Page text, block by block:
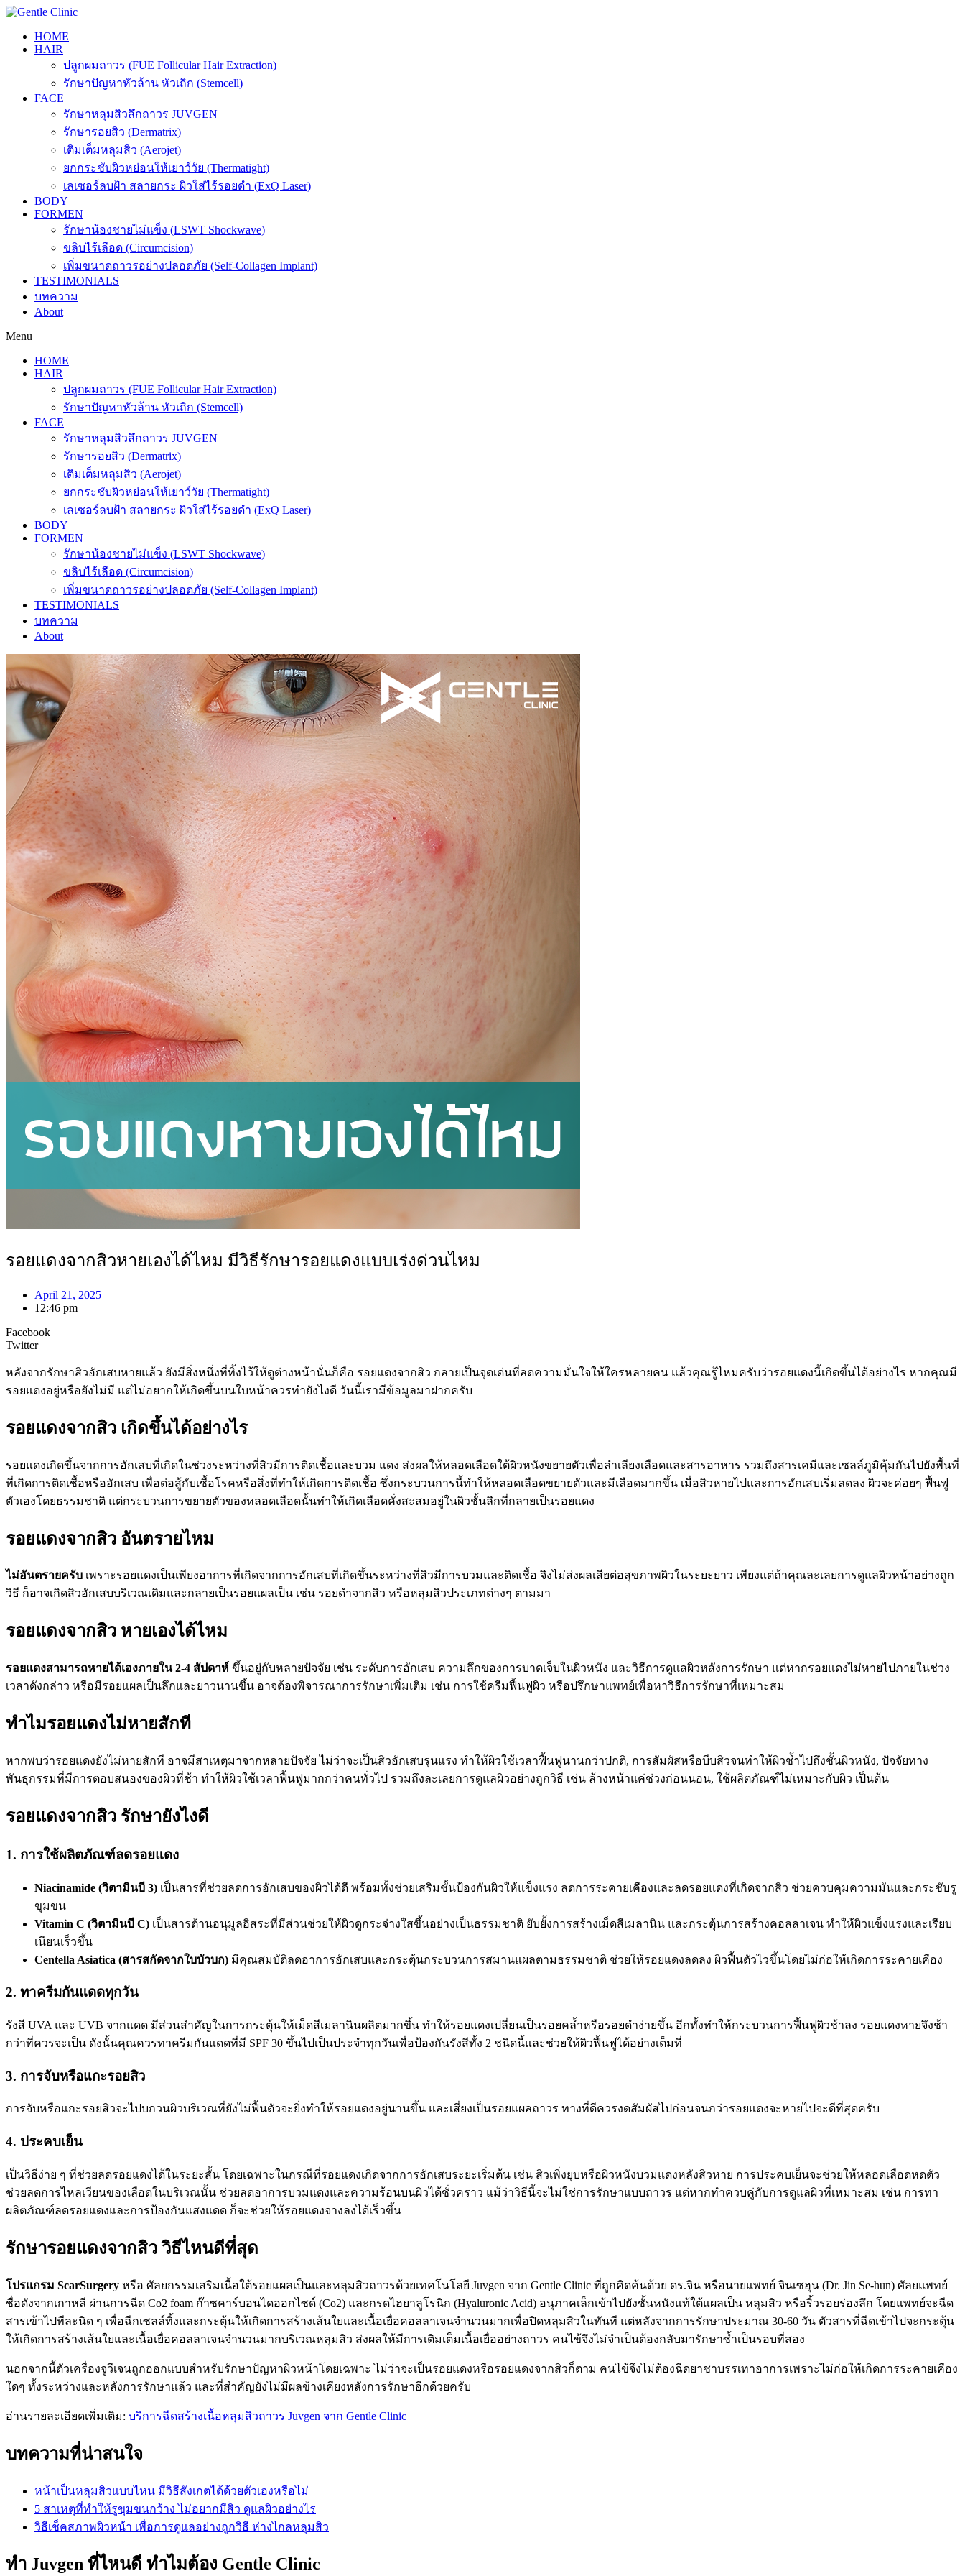
Skip
contentHOME
HAIR
ปลูกผมถาวร (FUE Follicular Hair Extraction)
รักษาปัญหาหัวล้าน หัวเถิก (Stemcell)
FACE
รักษาหลุมสิวลึกถาวร JUVGEN
รักษารอยสิว (Dermatrix)
เติมเต็มหลุมสิว (Aerojet)
ยกกระชับผิวหย่อนให้เยาว์วัย (Thermatight)
เลเซอร์ลบฝ้า สลายกระ ผิวใส่ไร้รอยดำ (ExQ Laser)
BODY
FORMEN
รักษาน้องชายไม่แข็ง (LSWT Shockwave)
ขลิบไร้เลือด (Circumcision)
เพิ่มขนาดถาวรอย่างปลอดภัย (Self-Collagen Implant)
TESTIMONIALS
บทความ
About
Menu
HOME
HAIR
ปลูกผมถาวร (FUE Follicular Hair Extraction)
รักษาปัญหาหัวล้าน หัวเถิก (Stemcell)
FACE
รักษาหลุมสิวลึกถาวร JUVGEN
รักษารอยสิว (Dermatrix)
เติมเต็มหลุมสิว (Aerojet)
ยกกระชับผิวหย่อนให้เยาว์วัย (Thermatight)
เลเซอร์ลบฝ้า สลายกระ ผิวใส่ไร้รอยดำ (ExQ Laser)
BODY
FORMEN
รักษาน้องชายไม่แข็ง (LSWT Shockwave)
ขลิบไร้เลือด (Circumcision)
เพิ่มขนาดถาวรอย่างปลอดภัย (Self-Collagen Implant)
TESTIMONIALS
บทความ
About
รอยแดงจากสิวหายเองได้ไหม มีวิธีรักษารอยแดงแบบเร่งด่วนไหม
April 21, 2025
12:46 pm
Facebook
Twitter
หลังจากรักษาสิวอักเสบหายแล้ว ยังมีสิ่งหนึ่งที่ทิ้งไว้ให้ดูต่างหน้านั่นก็คือ รอยแดงจากสิว กลายเป็นจุดเด่นที่ลดความมั่นใจให้ใครหลายคน แล้วคุณรู้ไหมครับว่ารอยแดงนี้เกิดขึ้นได้อย่างไร หากคุณมี
รอยแดงอยู่หรือยังไม่มี แต่ไม่อยากให้เกิดขึ้นบนใบหน้าควรทำยังไงดี วันนี้เรามีข้อมูลมาฝากครับ
รอยแดงจากสิว เกิดขึ้นได้อย่างไร
รอยแดงเกิดขึ้นจากการอักเสบที่เกิดในช่วงระหว่างที่สิวมีการติดเชื้อและบวม แดง ส่งผลให้หลอดเลือดใต้ผิวหนังขยายตัวเพื่อลำเลียงเลือดและสารอาหาร รวมถึงสารเคมีและเซลล์ภูมิคุ้มกันไปยังพื้นที่
ที่เกิดการติดเชื้อหรืออักเสบ เพื่อต่อสู้กับเชื้อโรคหรือสิ่งที่ทำให้เกิดการติดเชื้อ ซึ่งกระบวนการนี้ทำให้หลอดเลือดขยายตัวและมีเลือดมากขึ้น เมื่อสิวหายไปและการอักเสบเริ่มลดลง ผิวจะค่อยๆ ฟื้นฟู
ตัวเองโดยธรรมชาติ แต่กระบวนการขยายตัวของหลอดเลือดนั้นทำให้เกิดเลือดคั่งสะสมอยู่ในผิวชั้นลึกที่กลายเป็นรอยแดง
รอยแดงจากสิว อันตรายไหม
ไม่อันตรายครับ เพราะรอยแดงเป็นเพียงอาการที่เกิดจากการอักเสบที่เกิดขึ้นระหว่างที่สิวมีการบวมและติดเชื้อ จึงไม่ส่งผลเสียต่อสุขภาพผิวในระยะยาว เพียงแต่ถ้าคุณละเลยการดูแลผิวหน้าอย่างถูก
วิธี ก็อาจเกิดสิวอักเสบบริเวณเดิมและกลายเป็นรอยแผลเป็น เช่น รอยดำจากสิว หรือหลุมสิวประเภทต่างๆ ตามมา
รอยแดงจากสิว หายเองได้ไหม
รอยแดงสามารถหายได้เองภายใน 2-4 สัปดาห์ ขึ้นอยู่กับหลายปัจจัย เช่น ระดับการอักเสบ ความลึกของการบาดเจ็บในผิวหนัง และวิธีการดูแลผิวหลังการรักษา แต่หากรอยแดงไม่หายไปภายในช่วง
เวลาดังกล่าว หรือมีรอยแผลเป็นลึกและยาวนานขึ้น อาจต้องพิจารณาการรักษาเพิ่มเติม เช่น การใช้ครีมฟื้นฟูผิว หรือปรึกษาแพทย์เพื่อหาวิธีการรักษาที่เหมาะสม
ทำไมรอยแดงไม่หายสักที
หากพบว่ารอยแดงยังไม่หายสักที อาจมีสาเหตุมาจากหลายปัจจัย ไม่ว่าจะเป็นสิวอักเสบรุนแรง ทำให้ผิวใช้เวลาฟื้นฟูนานกว่าปกติ, การสัมผัสหรือบีบสิวจนทำให้ผิวช้ำไปถึงชั้นผิวหนัง, ปัจจัยทาง
พันธุกรรมที่มีการตอบสนองของผิวที่ช้า ทำให้ผิวใช้เวลาฟื้นฟูมากกว่าคนทั่วไป รวมถึงละเลยการดูแลผิวอย่างถูกวิธี เช่น ล้างหน้าแค่ช่วงก่อนนอน, ใช้ผลิตภัณฑ์ไม่เหมาะกับผิว เป็นต้น
รอยแดงจากสิว รักษายังไงดี
1. การใช้ผลิตภัณฑ์ลดรอยแดง
Niacinamide (วิตามินบี 3) เป็นสารที่ช่วยลดการอักเสบของผิวได้ดี พร้อมทั้งช่วยเสริมชั้นป้องกันผิวให้แข็งแรง ลดการระคายเคืองและลดรอยแดงที่เกิดจากสิว ช่วยควบคุมความมันและกระชับรู
ขุมขน
Vitamin C (วิตามินบี C) เป็นสารต้านอนุมูลอิสระที่มีส่วนช่วยให้ผิวดูกระจ่างใสขึ้นอย่างเป็นธรรมชาติ ยับยั้งการสร้างเม็ดสีเมลานิน และกระตุ้นการสร้างคอลลาเจน ทำให้ผิวแข็งแรงและเรียบ
เนียนเร็วขึ้น
Centella Asiatica (สารสกัดจากใบบัวบก) มีคุณสมบัติลดอาการอักเสบและกระตุ้นกระบวนการสมานแผลตามธรรมชาติ ช่วยให้รอยแดงลดลง ผิวฟื้นตัวไวขึ้นโดยไม่ก่อให้เกิดการระคายเคือง
2. ทาครีมกันแดดทุกวัน
รังสี UVA และ UVB จากแดด มีส่วนสำคัญในการกระตุ้นให้เม็ดสีเมลานินผลิตมากขึ้น ทำให้รอยแดงเปลี่ยนเป็นรอยคล้ำหรือรอยดำง่ายขึ้น อีกทั้งทำให้กระบวนการฟื้นฟูผิวช้าลง รอยแดงหายจึงช้า
กว่าที่ควรจะเป็น ดังนั้นคุณควรทาครีมกันแดดที่มี SPF 30 ขึ้นไปเป็นประจำทุกวันเพื่อป้องกันรังสีทั้ง 2 ชนิดนี้และช่วยให้ผิวฟื้นฟูได้อย่างเต็มที่
3. การจับหรือแกะรอยสิว
การจับหรือแกะรอยสิวจะไปบกวนผิวบริเวณที่ยังไม่ฟื้นตัวจะยิ่งทำให้รอยแดงอยู่นานขึ้น และเสี่ยงเป็นรอยแผลถาวร ทางที่ดีควรงดสัมผัสไปก่อนจนกว่ารอยแดงจะหายไปจะดีที่สุดครับ
4. ประคบเย็น
เป็นวิธีง่าย ๆ ที่ช่วยลดรอยแดงได้ในระยะสั้น โดยเฉพาะในกรณีที่รอยแดงเกิดจากการอักเสบระยะเริ่มต้น เช่น สิวเพิ่งยุบหรือผิวหนังบวมแดงหลังสิวหาย การประคบเย็นจะช่วยให้หลอดเลือดหดตัว
ช่วยลดการไหลเวียนของเลือดในบริเวณนั้น ช่วยลดอาการบวมแดงและความร้อนบนผิวได้ชั่วคราว แม้ว่าวิธีนี้จะไม่ใช่การรักษาแบบถาวร แต่หากทำควบคู่กับการดูแลผิวที่เหมาะสม เช่น การทา
ผลิตภัณฑ์ลดรอยแดงและการป้องกันแสงแดด ก็จะช่วยให้รอยแดงจางลงได้เร็วขึ้น
รักษารอยแดงจากสิว วิธีไหนดีที่สุด
โปรแกรม ScarSurgery หรือ ศัลยกรรมเสริมเนื้อใต้รอยแผลเป็นและหลุมสิวถาวรด้วยเทคโนโลยี Juvgen จาก Gentle Clinic ที่ถูกคิดค้นด้วย ดร.จิน หรือนายแพทย์ จินเซฮุน (Dr. Jin Se-hun) ศัลยแพทย์
ชื่อดังจากเกาหลี ผ่านการฉีด Co2 foam ก๊าซคาร์บอนไดออกไซด์ (Co2) และกรดไฮยาลูโรนิก (Hyaluronic Acid) อนุภาคเล็กเข้าไปยังชั้นหนังแท้ใต้แผลเป็น หลุมสิว หรือริ้วรอยร่องลึก โดยแพทย์จะฉีด
สารเข้าไปทีละนิด ๆ เพื่อฉีกเซลล์ทิ้งและกระตุ้นให้เกิดการสร้างเส้นใยและเนื้อเยื่อคอลลาเจนจำนวนมากเพื่อปิดหลุมสิวในทันที แต่หลังจากการรักษาประมาณ 30-60 วัน ตัวสารที่ฉีดเข้าไปจะกระตุ้น
ให้เกิดการสร้างเส้นใยและเนื้อเยื่อคอลลาเจนจำนวนมากบริเวณหลุมสิว ส่งผลให้มีการเติมเต็มเนื้อเยื่ออย่างถาวร คนไข้จึงไม่จำเป็นต้องกลับมารักษาซ้ำเป็นรอบที่สอง
นอกจากนี้ตัวเครื่องจูวีเจนถูกออกแบบสำหรับรักษาปัญหาผิวหน้าโดยเฉพาะ ไม่ว่าจะเป็นรอยแดงหรือรอยแดงจากสิวก็ตาม คนไข้จึงไม่ต้องฉีดยาชาบรรเทาอาการเพราะไม่ก่อให้เกิดการระคายเคือง
ใดๆ ทั้งระหว่างและหลังการรักษาแล้ว และที่สำคัญยังไม่มีผลข้างเคียงหลังการรักษาอีกด้วยครับ
อ่านรายละเอียดเพิ่มเติม: บริการฉีดสร้างเนื้อหลุมสิวถาวร Juvgen จาก Gentle Clinic
บทความที่น่าสนใจ
หน้าเป็นหลุมสิวแบบไหน มีวิธีสังเกตได้ด้วยตัวเองหรือไม่
5 สาเหตุที่ทำให้รูขุมขนกว้าง ไม่อยากมีสิว ดูแลผิวอย่างไร
วิธีเช็คสภาพผิวหน้า เพื่อการดูแลอย่างถูกวิธี ห่างไกลหลุมสิว
ทำ Juvgen ที่ไหนดี ทำไมต้อง Gentle Clinic